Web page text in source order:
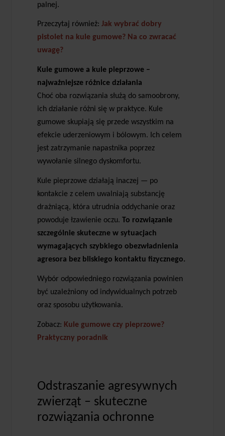
palnej.
Przeczytaj również: Jak wybrać dobry
pistolet na kule gumowe? Na co zwracać
uwagę?
Kule gumowe a kule pieprzowe –
najważniejsze różnice działania
Choć oba rozwiązania służą do samoobrony,
ich działanie różni się w praktyce. Kule
gumowe skupiają się przede wszystkim na
efekcie uderzeniowym i bólowym. Ich celem
jest zatrzymanie napastnika poprzez
wywołanie silnego dyskomfortu.
Kule pieprzowe działają inaczej — po
kontakcie z celem uwalniają substancję
drażniącą, która utrudnia oddychanie oraz
powoduje łzawienie oczu. To rozwiązanie
szczególnie skuteczne w sytuacjach
wymagających szybkiego obezwładnienia
agresora bez bliskiego kontaktu fizycznego.
Wybór odpowiedniego rozwiązania powinien
być uzależniony od indywidualnych potrzeb
oraz sposobu użytkowania.
Zobacz: Kule gumowe czy pieprzowe?
Praktyczny poradnik
Odstraszanie agresywnych
zwierząt – skuteczne
rozwiązania ochronne